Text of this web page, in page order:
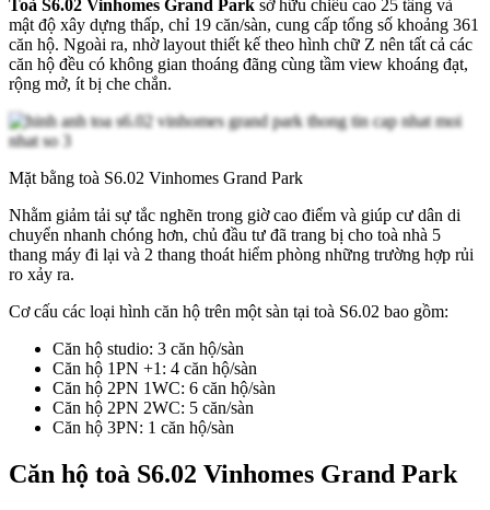
Toà S6.02 Vinhomes Grand Park sở hữu chiều cao 25 tầng và
mật độ xây dựng thấp, chỉ 19 căn/sàn, cung cấp tổng số khoảng 361
căn hộ. Ngoài ra, nhờ layout thiết kế theo hình chữ Z nên tất cả các
căn hộ đều có không gian thoáng đãng cùng tầm view khoáng đạt,
rộng mở, ít bị che chắn.
Mặt bằng toà S6.02 Vinhomes Grand Park
Nhằm giảm tải sự tắc nghẽn trong giờ cao điểm và giúp cư dân di
chuyển nhanh chóng hơn, chủ đầu tư đã trang bị cho toà nhà 5
thang máy đi lại và 2 thang thoát hiểm phòng những trường hợp rủi
ro xảy ra.
Cơ cấu các loại hình căn hộ trên một sàn tại toà S6.02 bao gồm:
Căn hộ studio: 3 căn hộ/sàn
Căn hộ 1PN +1: 4 căn hộ/sàn
Căn hộ 2PN 1WC: 6 căn hộ/sàn
Căn hộ 2PN 2WC: 5 căn/sàn
Căn hộ 3PN: 1 căn hộ/sàn
Căn hộ toà S6.02 Vinhomes Grand Park